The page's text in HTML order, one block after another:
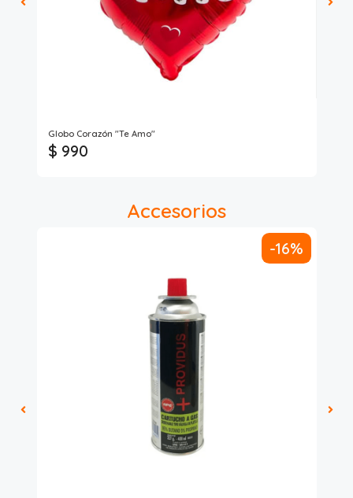
Globo Corazón "Te Amo"
$ 990
Accesorios
-16%